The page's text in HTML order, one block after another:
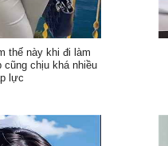
thế này khi đi làm
cũng chịu khá nhiều
lực